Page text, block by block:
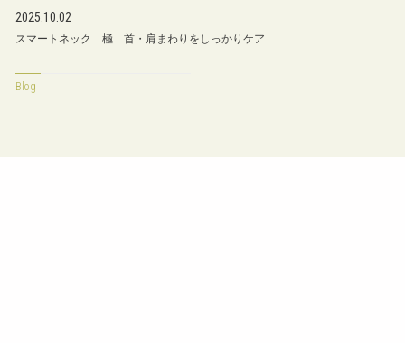
2025.10.02
スマートネック 極 首・肩まわりをしっかりケア
Blog